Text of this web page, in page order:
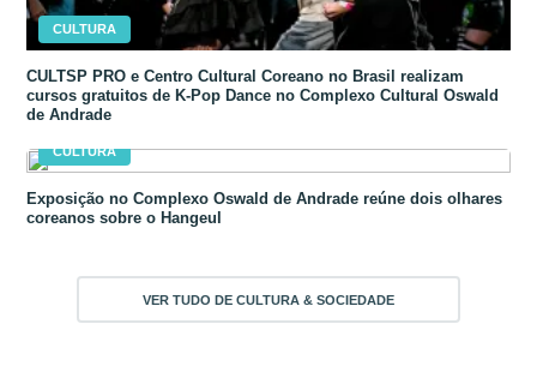
CULTURA
CULTSP PRO e Centro Cultural Coreano no Brasil realizam
cursos gratuitos de K-Pop Dance no Complexo Cultural Oswald
de Andrade
CULTURA
Exposição no Complexo Oswald de Andrade reúne dois olhares
coreanos sobre o Hangeul
VER TUDO DE CULTURA & SOCIEDADE